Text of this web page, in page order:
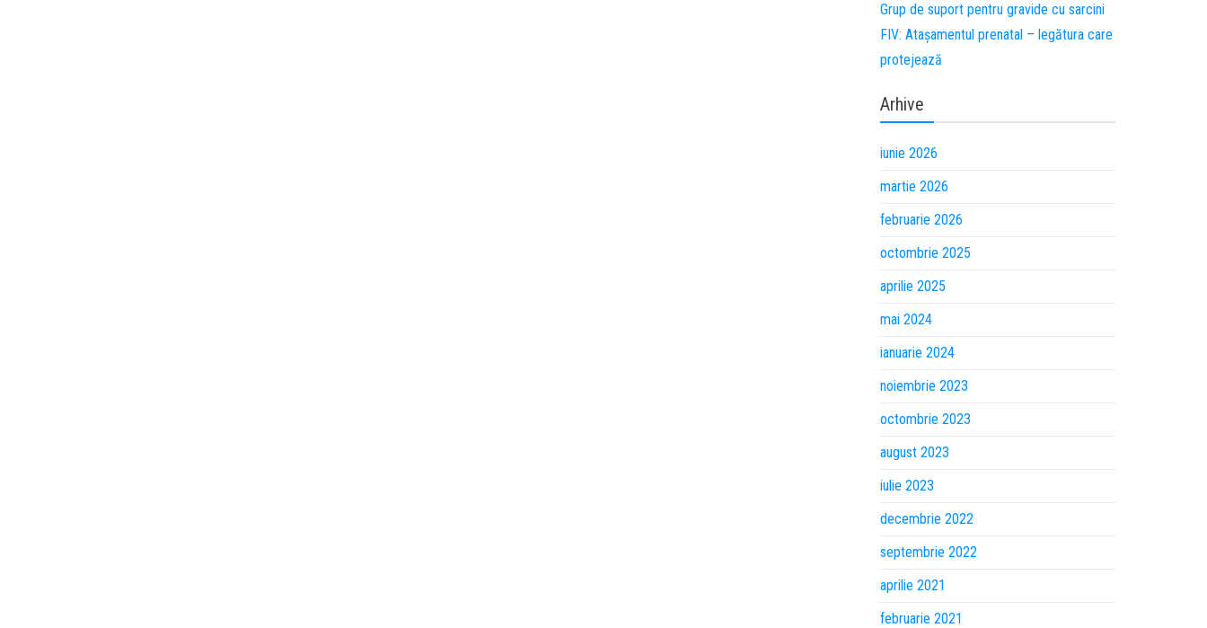
Grup de suport pentru gravide cu sarcini
FIV: Atașamentul prenatal – legătura care
protejează
Arhive
iunie 2026
martie 2026
februarie 2026
octombrie 2025
aprilie 2025
mai 2024
ianuarie 2024
noiembrie 2023
octombrie 2023
august 2023
iulie 2023
decembrie 2022
septembrie 2022
aprilie 2021
februarie 2021